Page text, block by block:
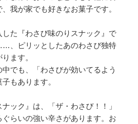
我が家でも好きなお菓子です。
した『わさび味のりスナック』で
、ピリッとしたあのわさび独特
ます。
でも、「わさびが効いてるよう
もあります。
ック』は、「ザ・わさび！！」
らいの強い辛さがあります。お